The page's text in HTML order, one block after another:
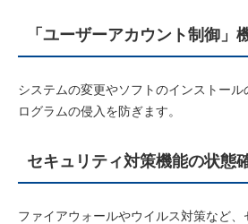
「ユーザーアカウント制御」
システムの変更やソフトのインストー
ログラムの侵入を防ぎます。
セキュリティ対策機能の状態
ファイアウォールやウイルス対策など